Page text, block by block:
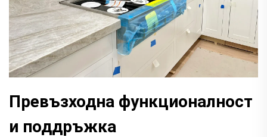
Превъзходна функционалност
и поддръжка